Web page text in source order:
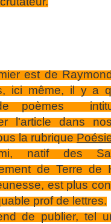
est de
ici même, il y a
poèmes
l'article dans
la rubrique
natif des
de Terre de
est plus
prof de lettres.
de publier, tel